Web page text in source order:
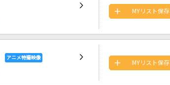
MYリスト保存
MYリスト保存